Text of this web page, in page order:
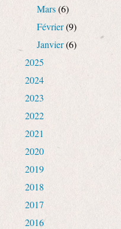
Mars(6)
Février(9)
Janvier(6)
2025
2024
2023
2022
2021
2020
2019
2018
2017
2016